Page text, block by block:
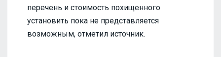
перечень и стоимость похищенного
установить пока не представляется
возможным, отметил источник.